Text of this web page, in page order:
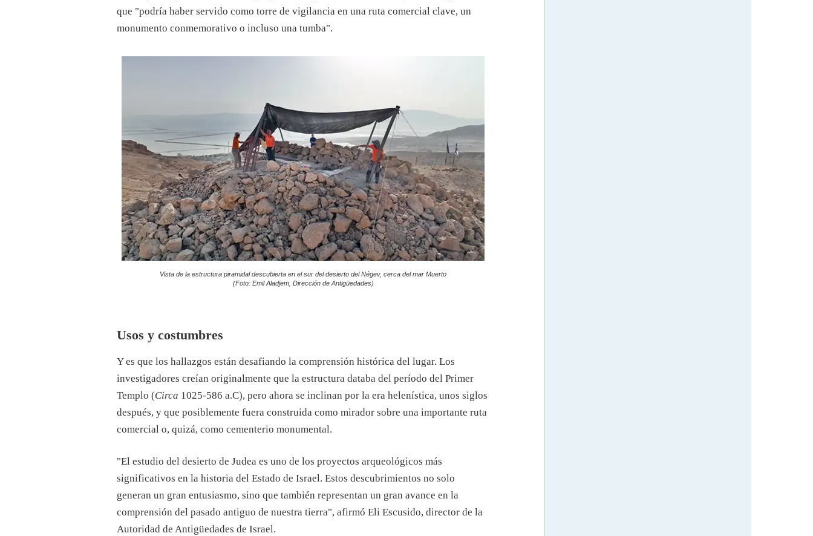
que "podría haber servido como torre de vigilancia en una ruta comercial clave, un
monumento conmemorativo o incluso una tumba".
Vista de la estructura piramidal descubierta en el sur del desierto del Négev, cerca del mar Muerto
(Foto: Emil Aladjem, Dirección de Antigüedades)
Usos y costumbres
Y es que los hallazgos están desafiando la comprensión histórica del lugar. Los
investigadores creían originalmente que la estructura databa del período del Primer
Templo (Circa 1025-586 a.C), pero ahora se inclinan por la era helenística, unos siglos
después, y que posiblemente fuera construida como mirador sobre una importante ruta
comercial o, quizá, como cementerio monumental.
"El estudio del desierto de Judea es uno de los proyectos arqueológicos más
significativos en la historia del Estado de Israel. Estos descubrimientos no solo
generan un gran entusiasmo, sino que también representan un gran avance en la
comprensión del pasado antiguo de nuestra tierra", afirmó Eli Escusido, director de la
Autoridad de Antigüedades de Israel.